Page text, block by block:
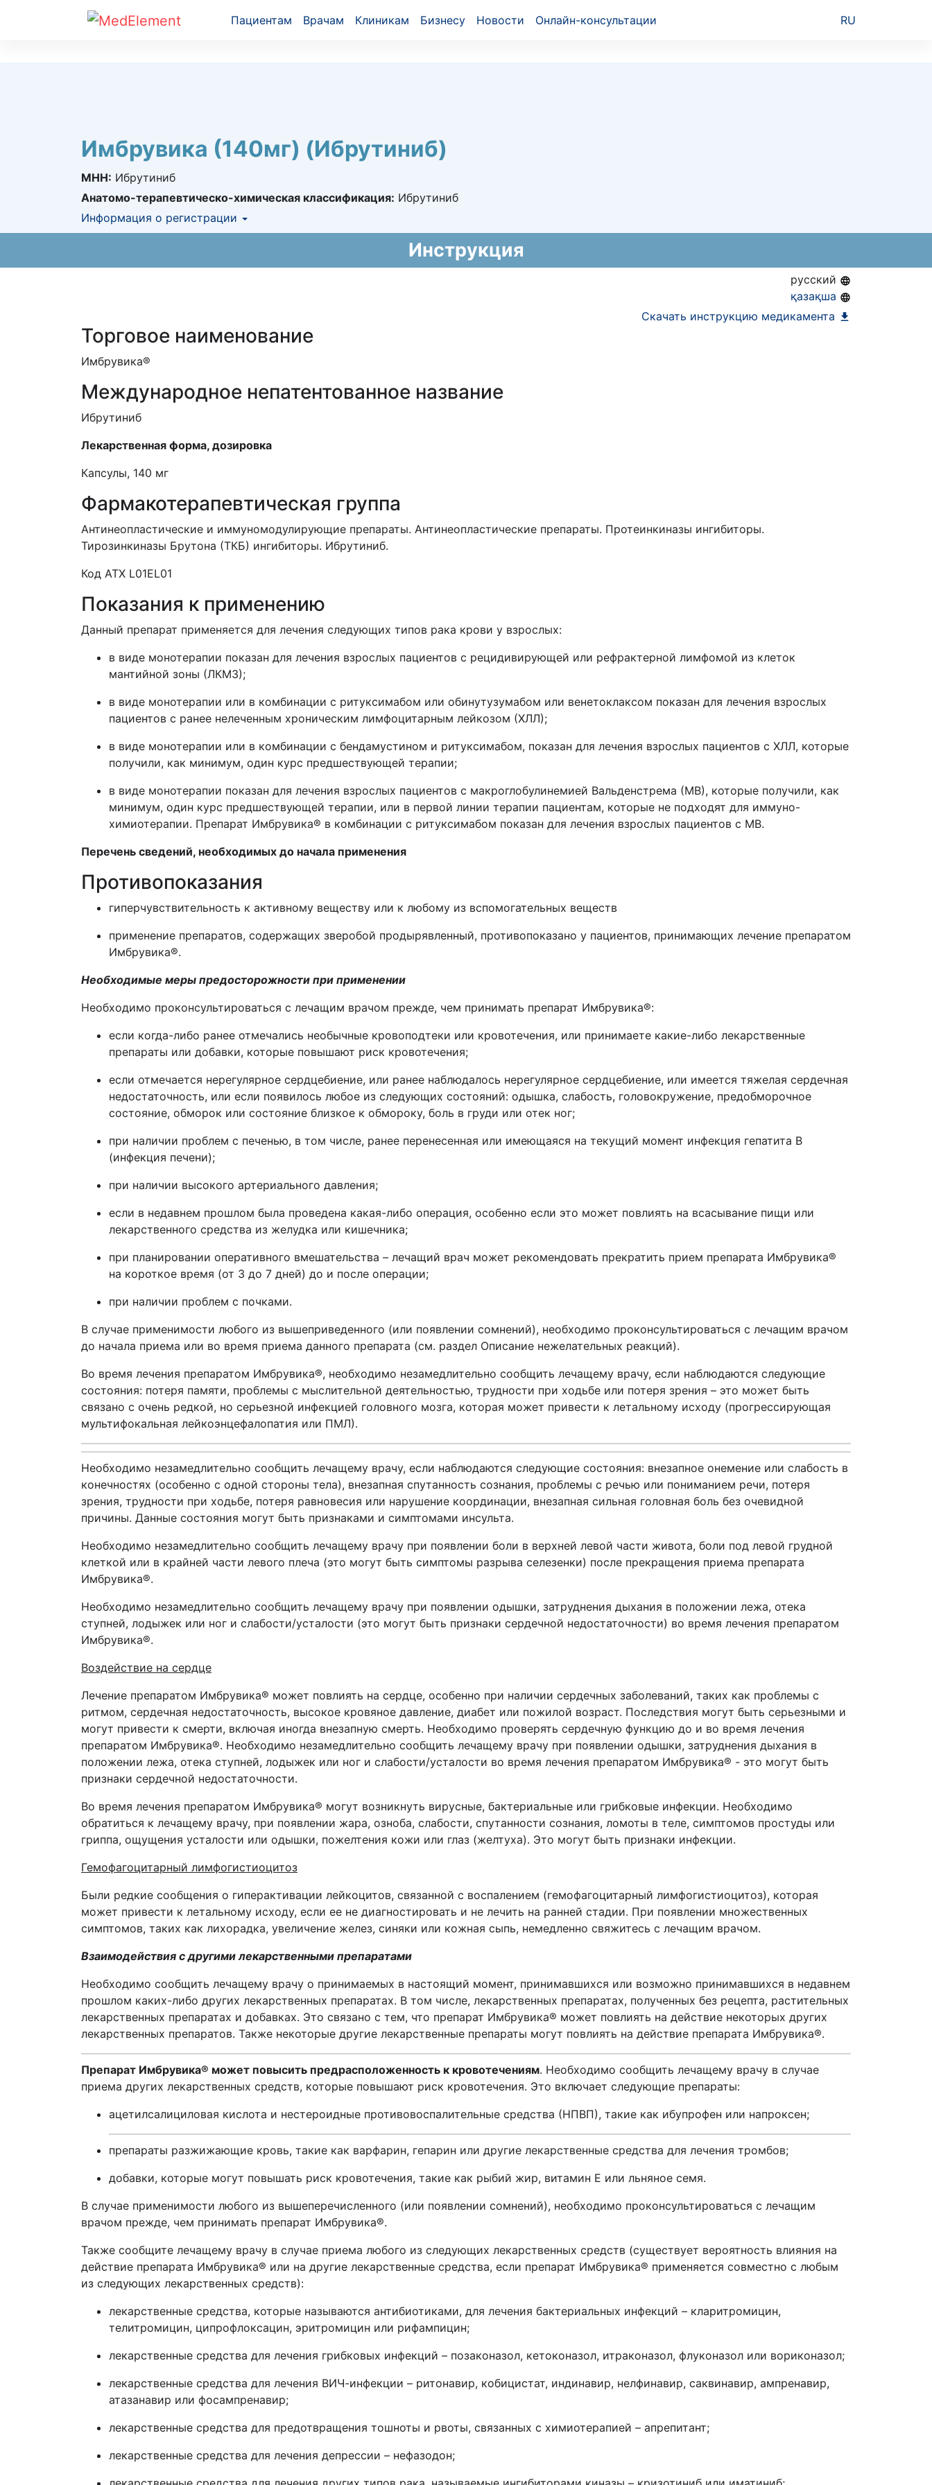
Пациентам Врачам Клиникам Бизнесу Новости Онлайн-консультации RU
Имбрувика (140мг) (Ибрутиниб)
МНН: Ибрутиниб
Анатомо-терапевтическо-химическая классификация: Ибрутиниб
Информация о регистрации
Инструкция
русский
қазақша
Скачать инструкцию медикамента
Торговое наименование
Имбрувика®
Международное непатентованное название
Ибрутиниб
Лекарственная форма, дозировка
Капсулы, 140 мг
Фармакотерапевтическая группа
Антинеопластические и иммуномодулирующие препараты. Антинеопластические препараты. Протеинкиназы ингибиторы.
Тирозинкиназы Брутона (ТКБ) ингибиторы. Ибрутиниб.
Код АТХ L01EL01
Показания к применению
Данный препарат применяется для лечения следующих типов рака крови у взрослых:
в виде монотерапии показан для лечения взрослых пациентов с рецидивирующей или рефрактерной лимфомой из клеток
мантийной зоны (ЛКМЗ);
в виде монотерапии или в комбинации с ритуксимабом или обинутузумабом или венетоклаксом показан для лечения взрослых
пациентов с ранее нелеченным хроническим лимфоцитарным лейкозом (ХЛЛ);
в виде монотерапии или в комбинации с бендамустином и ритуксимабом, показан для лечения взрослых пациентов с ХЛЛ, которые
получили, как минимум, один курс предшествующей терапии;
в виде монотерапии показан для лечения взрослых пациентов с макроглобулинемией Вальденстрема (МВ), которые получили, как
минимум, один курс предшествующей терапии, или в первой линии терапии пациентам, которые не подходят для иммуно-
химиотерапии. Препарат Имбрувика® в комбинации с ритуксимабом показан для лечения взрослых пациентов с МВ.
Перечень сведений, необходимых до начала применения
Противопоказания
гиперчувствительность к активному веществу или к любому из вспомогательных веществ
применение препаратов, содержащих зверобой продырявленный, противопоказано у пациентов, принимающих лечение препаратом
Имбрувика®.
Необходимые меры предосторожности при применении
Необходимо проконсультироваться с лечащим врачом прежде, чем принимать препарат Имбрувика®:
если когда-либо ранее отмечались необычные кровоподтеки или кровотечения, или принимаете какие-либо лекарственные
препараты или добавки, которые повышают риск кровотечения;
если отмечается нерегулярное сердцебиение, или ранее наблюдалось нерегулярное сердцебиение, или имеется тяжелая сердечная
недостаточность, или если появилось любое из следующих состояний: одышка, слабость, головокружение, предобморочное
состояние, обморок или состояние близкое к обмороку, боль в груди или отек ног;
при наличии проблем с печенью, в том числе, ранее перенесенная или имеющаяся на текущий момент инфекция гепатита В
(инфекция печени);
при наличии высокого артериального давления;
если в недавнем прошлом была проведена какая-либо операция, особенно если это может повлиять на всасывание пищи или
лекарственного средства из желудка или кишечника;
при планировании оперативного вмешательства – лечащий врач может рекомендовать прекратить прием препарата Имбрувика®
на короткое время (от 3 до 7 дней) до и после операции;
при наличии проблем с почками.
В случае применимости любого из вышеприведенного (или появлении сомнений), необходимо проконсультироваться с лечащим врачом
до начала приема или во время приема данного препарата (см. раздел Описание нежелательных реакций).
Во время лечения препаратом Имбрувика®, необходимо незамедлительно сообщить лечащему врачу, если наблюдаются следующие
состояния: потеря памяти, проблемы с мыслительной деятельностью, трудности при ходьбе или потеря зрения – это может быть
связано с очень редкой, но серьезной инфекцией головного мозга, которая может привести к летальному исходу (прогрессирующая
мультифокальная лейкоэнцефалопатия или ПМЛ).
Необходимо незамедлительно сообщить лечащему врачу, если наблюдаются следующие состояния: внезапное онемение или слабость в
конечностях (особенно с одной стороны тела), внезапная спутанность сознания, проблемы с речью или пониманием речи, потеря
зрения, трудности при ходьбе, потеря равновесия или нарушение координации, внезапная сильная головная боль без очевидной
причины. Данные состояния могут быть признаками и симптомами инсульта.
Необходимо незамедлительно сообщить лечащему врачу при появлении боли в верхней левой части живота, боли под левой грудной
клеткой или в крайней части левого плеча (это могут быть симптомы разрыва селезенки) после прекращения приема препарата
Имбрувика®.
Необходимо незамедлительно сообщить лечащему врачу при появлении одышки, затруднения дыхания в положении лежа, отека
ступней, лодыжек или ног и слабости/усталости (это могут быть признаки сердечной недостаточности) во время лечения препаратом
Имбрувика®.
Воздействие на сердце
Лечение препаратом Имбрувика® может повлиять на сердце, особенно при наличии сердечных заболеваний, таких как проблемы с
ритмом, сердечная недостаточность, высокое кровяное давление, диабет или пожилой возраст. Последствия могут быть серьезными и
могут привести к смерти, включая иногда внезапную смерть. Необходимо проверять сердечную функцию до и во время лечения
препаратом Имбрувика®. Необходимо незамедлительно сообщить лечащему врачу при появлении одышки, затруднения дыхания в
положении лежа, отека ступней, лодыжек или ног и слабости/усталости во время лечения препаратом Имбрувика® - это могут быть
признаки сердечной недостаточности.
Во время лечения препаратом Имбрувика® могут возникнуть вирусные, бактериальные или грибковые инфекции. Необходимо
обратиться к лечащему врачу, при появлении жара, озноба, слабости, спутанности сознания, ломоты в теле, симптомов простуды или
гриппа, ощущения усталости или одышки, пожелтения кожи или глаз (желтуха). Это могут быть признаки инфекции.
Гемофагоцитарный лимфогистиоцитоз
Были редкие сообщения о гиперактивации лейкоцитов, связанной с воспалением (гемофагоцитарный лимфогистиоцитоз), которая
может привести к летальному исходу, если ее не диагностировать и не лечить на ранней стадии. При появлении множественных
симптомов, таких как лихорадка, увеличение желез, синяки или кожная сыпь, немедленно свяжитесь с лечащим врачом.
Взаимодействия с другими лекарственными препаратами
Необходимо сообщить лечащему врачу о принимаемых в настоящий момент, принимавшихся или возможно принимавшихся в недавнем
прошлом каких-либо других лекарственных препаратах. В том числе, лекарственных препаратах, полученных без рецепта, растительных
лекарственных препаратах и добавках. Это связано с тем, что препарат Имбрувика® может повлиять на действие некоторых других
лекарственных препаратов. Также некоторые другие лекарственные препараты могут повлиять на действие препарата Имбрувика®.
Препарат Имбрувика® может повысить предрасположенность к кровотечениям. Необходимо сообщить лечащему врачу в случае
приема других лекарственных средств, которые повышают риск кровотечения. Это включает следующие препараты:
ацетилсалициловая кислота и нестероидные противовоспалительные средства (НПВП), такие как ибупрофен или напроксен;
препараты разжижающие кровь, такие как варфарин, гепарин или другие лекарственные средства для лечения тромбов;
добавки, которые могут повышать риск кровотечения, такие как рыбий жир, витамин Е или льняное семя.
В случае применимости любого из вышеперечисленного (или появлении сомнений), необходимо проконсультироваться с лечащим
врачом прежде, чем принимать препарат Имбрувика®.
Также сообщите лечащему врачу в случае приема любого из следующих лекарственных средств (существует вероятность влияния на
действие препарата Имбрувика® или на другие лекарственные средства, если препарат Имбрувика® применяется совместно с любым
из следующих лекарственных средств):
лекарственные средства, которые называются антибиотиками, для лечения бактериальных инфекций – кларитромицин,
телитромицин, ципрофлоксацин, эритромицин или рифампицин;
лекарственные средства для лечения грибковых инфекций – позаконазол, кетоконазол, итраконазол, флуконазол или вориконазол;
лекарственные средства для лечения ВИЧ-инфекции – ритонавир, кобицистат, индинавир, нелфинавир, саквинавир, ампренавир,
атазанавир или фосампренавир;
лекарственные средства для предотвращения тошноты и рвоты, связанных с химиотерапией – апрепитант;
лекарственные средства для лечения депрессии – нефазодон;